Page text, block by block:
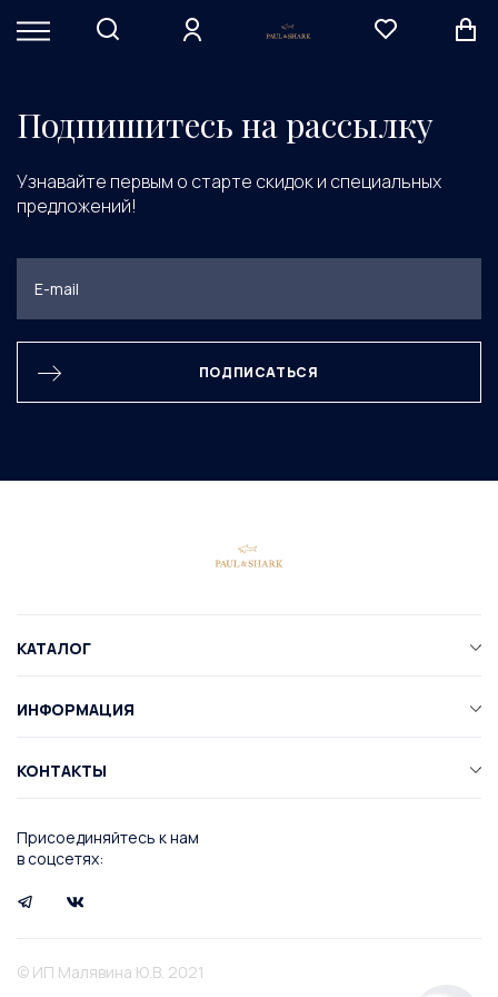
Элемент не найден
Подпишитесь на рассылку
Узнавайте первым о старте скидок и специальных
предложений!
ПОДПИСАТЬСЯ
Присоединяйтесь к нам
в соцсетях:
КАТАЛОГ
ИНФОРМАЦИЯ
КОНТАКТЫ
© ИП Малявина Ю.В. 2021